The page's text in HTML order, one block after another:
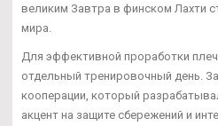
великим Завтра в финском Лахти
мира.
Для эффективной проработки
отдельный тренировочный день.
кооперации, который
акцент на защите сбережений и